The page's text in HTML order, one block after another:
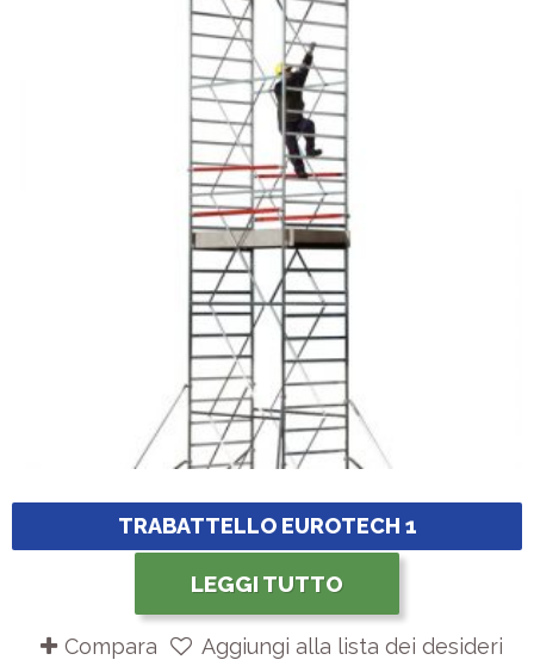
TRABATTELLO EUROTECH 1
LEGGI TUTTO
Compara Aggiungi alla lista dei desideri